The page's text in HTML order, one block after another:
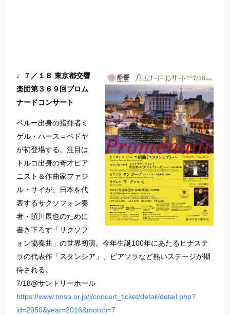
♩７／１８ 東京都交響
楽団第３６９回プロム
ナードコンサート
ペルー出身の指揮者ミ
ゲル・ハース＝ベドヤ
が初登場する。注目は
トルコ出身の奇才ピア
ニスト＆作曲家ファジ
ル・サイが、日本を代
表するサクソフォン奏
者・須川展也のために
書き下ろす「サクソフ
ォン協奏曲」の世界初演。今年生誕100年にあたるヒナステ
ラの代表作「スタンシア」、ピアソラなど熱いステージが期
待される。
7/18@サントリーホール
https://www.tmso.or.jp/j/concert_ticket/detail/detail.php?
id=2950&year=2016&month=7